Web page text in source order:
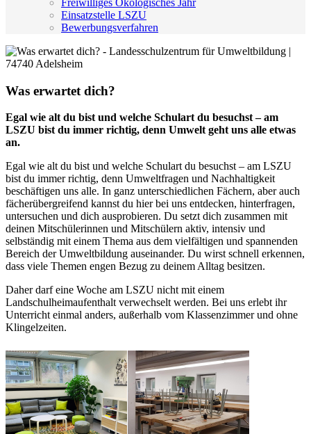
Freiwilliges Ökologisches Jahr
Einsatzstelle LSZU
Bewerbungsverfahren
Was erwartet dich?
Egal wie alt du bist und welche Schulart du besuchst – am
LSZU bist du immer richtig, denn Umwelt geht uns alle etwas
an.
Egal wie alt du bist und welche Schulart du besuchst – am LSZU
bist du immer richtig, denn Umweltfragen und Nachhaltigkeit
beschäftigen uns alle. In ganz unterschiedlichen Fächern, aber auch
fächerübergreifend kannst du hier bei uns entdecken, hinterfragen,
untersuchen und dich ausprobieren. Du setzt dich zusammen mit
deinen Mitschülerinnen und Mitschülern aktiv, intensiv und
selbständig mit einem Thema aus dem vielfältigen und spannenden
Bereich der Umweltbildung auseinander. Du wirst schnell erkennen,
dass viele Themen engen Bezug zu deinem Alltag besitzen.
Daher darf eine Woche am LSZU nicht mit einem
Landschulheimaufenthalt verwechselt werden. Bei uns erlebt ihr
Unterricht einmal anders, außerhalb vom Klassenzimmer und ohne
Klingelzeiten.